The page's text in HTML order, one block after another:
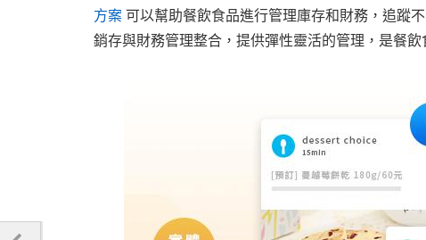
方案 可以幫助餐飲食品進行管理庫存和財務，追蹤
銷存與財務管理整合，提供彈性靈活的管理， 是餐飲